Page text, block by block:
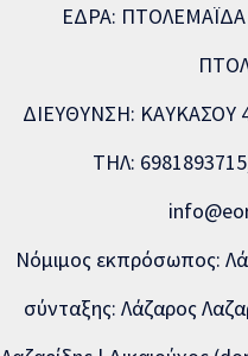
ΕΔΡΑ:
ΔΙΕΥΘΥΝΣΗ: ΚΑΥΚΑΣΟΥ
ΤΗΛ:
Νόμιμος εκπρόσωπος:
σύνταξης: Λάζαρος